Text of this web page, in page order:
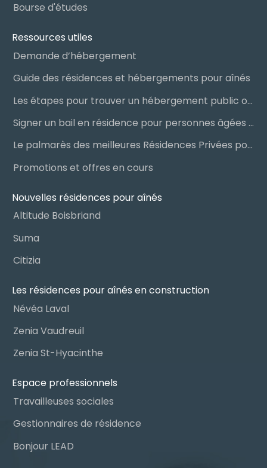
Bourse d'études
Ressources utiles
Demande d’hébergement
Guide des résidences et hébergements pour aînés
Les étapes pour trouver un hébergement public ou privé
Signer un bail en résidence pour personnes âgées (RPA) : ce qu’il faut savoir
Le palmarès des meilleures Résidences Privées pour Aînés (RPA)
Promotions et offres en cours
Nouvelles résidences pour aînés
Altitude Boisbriand
Suma
Citizia
Les résidences pour aînés en construction
Névéa Laval
Zenia Vaudreuil
Zenia St-Hyacinthe
Espace professionnels
Travailleuses sociales
Gestionnaires de résidence
Bonjour LEAD